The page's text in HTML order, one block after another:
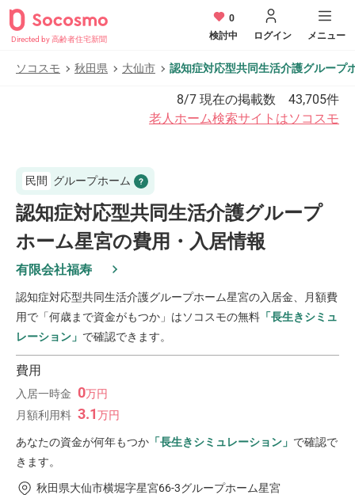
Directed by 高齢者住宅新聞
0
検討中
ログイン メニュー
ソコスモ 秋田県 大仙市 認知症対応型共同生活介護グループ
8/7 現在の掲載数 43,705件
老人ホーム検索サイトはソコスモ
民間 グループホーム
認知症対応型共同生活介護グループ
ホーム星宮の費用・入居情報
有限会社福寿
認知症対応型共同生活介護グループホーム星宮の入居金、月額費
用で「何歳まで資金がもつか」はソコスモの無料 「長生きシミュ
レーション」 で確認できます。
費用
入居一時金 0万円
月額利用料 3.1万円
あなたの資金が何年もつか 「長生きシミュレーション」 で確認で
きます。
秋田県大仙市横堀字星宮66-3グループホーム星宮